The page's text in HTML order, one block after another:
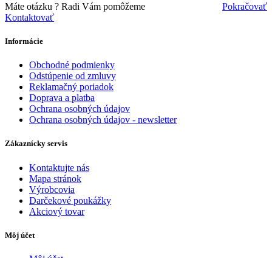
Pokračovať
Máte otázku ? Radi Vám pomôžeme
Kontaktovať
Informácie
Obchodné podmienky
Odstúpenie od zmluvy
Reklamačný poriadok
Doprava a platba
Ochrana osobných údajov
Ochrana osobných údajov - newsletter
Zákaznícky servis
Kontaktujte nás
Mapa stránok
Výrobcovia
Darčekové poukážky
Akciový tovar
Môj účet